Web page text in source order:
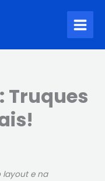
Truques
layout e na